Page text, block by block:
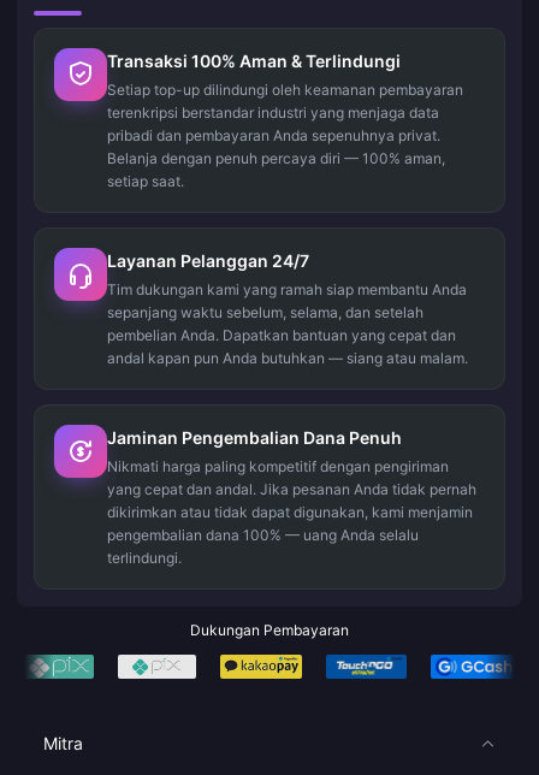
Transaksi 100% Aman & Terlindungi
Setiap top-up dilindungi oleh keamanan pembayaran
terenkripsi berstandar industri yang menjaga data
pribadi dan pembayaran Anda sepenuhnya privat.
Belanja dengan penuh percaya diri — 100% aman,
setiap saat.
Layanan Pelanggan 24/7
Tim dukungan kami yang ramah siap membantu Anda
sepanjang waktu sebelum, selama, dan setelah
pembelian Anda. Dapatkan bantuan yang cepat dan
andal kapan pun Anda butuhkan — siang atau malam.
Jaminan Pengembalian Dana Penuh
Nikmati harga paling kompetitif dengan pengiriman
yang cepat dan andal. Jika pesanan Anda tidak pernah
dikirimkan atau tidak dapat digunakan, kami menjamin
pengembalian dana 100% — uang Anda selalu
terlindungi.
Dukungan Pembayaran
Mitra